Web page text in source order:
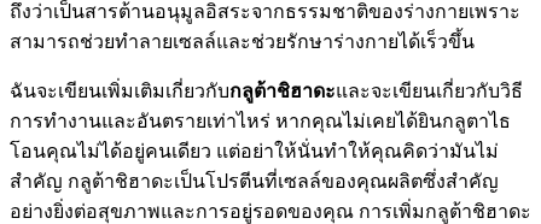
ถึงว่าเป็นสารต้านอนุมูลอิสระจากธรรมชาติของร่างกายเพราะ
สามารถช่วยทำลายเซลล์และช่วยรักษาร่างกายได้เร็วขึ้น
ฉันจะเขียนเพิ่มเติมเกี่ยวกับกลูต้าชิฮาดะและจะเขียนเกี่ยวกับวิธี
การทำงานและอันตรายเท่าไหร่ หากคุณไม่เคยได้ยินกลูตาไธ
โอนคุณไม่ได้อยู่คนเดียว แต่อย่าให้นั่นทำให้คุณคิดว่ามันไม่
สำคัญ กลูต้าชิฮาดะเป็นโปรตีนที่เซลล์ของคุณผลิตซึ่งสำคัญ
อย่างยิ่งต่อสุขภาพและการอยู่รอดของคุณ การเพิ่มกลูต้าชิฮาดะ